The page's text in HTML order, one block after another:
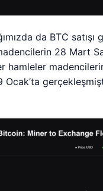
da BTC
28 Mart
hamleler
Ocak’ta